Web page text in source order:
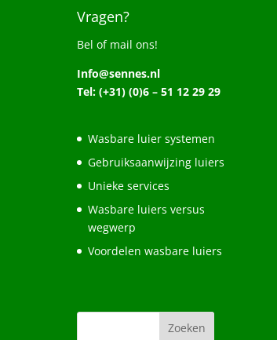
Vragen?
Bel of mail ons!
Info@sennes.nl
Tel: (+31) (0)6 – 51 12 29 29
Wasbare luier systemen
Gebruiksaanwijzing luiers
Unieke services
Wasbare luiers versus
wegwerp
Voordelen wasbare luiers